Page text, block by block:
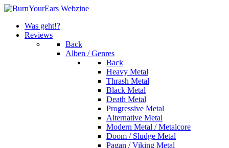
Was geht!?
Reviews
Back
Alben / Genres
Back
Heavy Metal
Thrash Metal
Black Metal
Death Metal
Progressive Metal
Alternative Metal
Modern Metal / Metalcore
Doom / Sludge Metal
Pagan / Viking Metal